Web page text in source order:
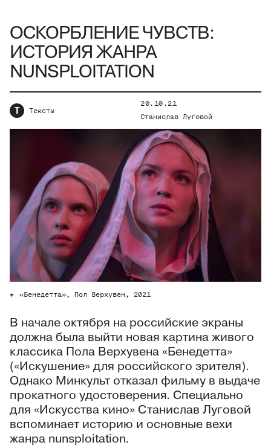
ОСКОРБЛЕНИЕ ЧУВСТВ:
ИСТОРИЯ ЖАНРА
NUNSPLOITATION
Т Тексты
20.10.21
Станислав Луговой
«Бенедетта», Пол Верхувен, 2021
В начале октября на российские экраны
должна была выйти новая картина живого
классика Пола Верхувена «Бенедетта»
(«Искушение» для российского зрителя).
Однако Минкульт отказал фильму в выдаче
прокатного удостоверения. Специально
для «Искусства кино» Станислав Луговой
вспоминает историю и основные вехи
жанра nunsploitation.